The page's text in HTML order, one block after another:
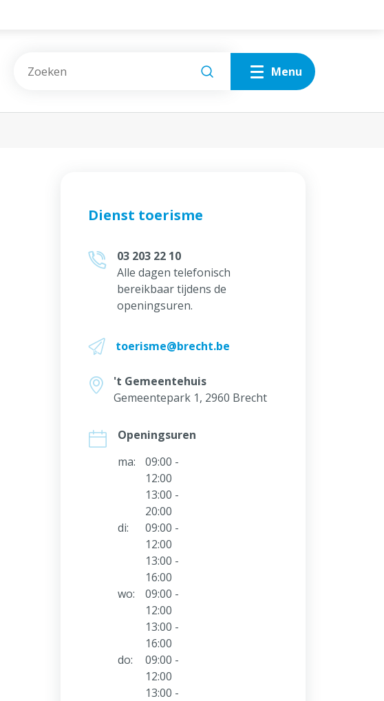
Menu
Natuur
Doen
Dienst toerisme
03 203 22 10
Alle dagen telefonisch
bereikbaar tijdens de
openingsuren.
toerisme@brecht.be
't Gemeentehuis
Gemeentepark 1, 2960 Brecht
Openingsuren
ma:
09:00 -
12:00
13:00 -
20:00
di:
09:00 -
12:00
13:00 -
16:00
wo:
09:00 -
12:00
13:00 -
16:00
do:
09:00 -
12:00
13:00 -